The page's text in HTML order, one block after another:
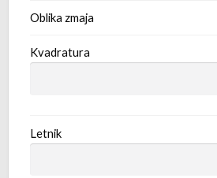
Oblika zmaja
Kvadratura
Letnik